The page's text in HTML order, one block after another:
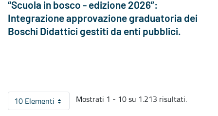
“Scuola in bosco - edizione 2026”:
Integrazione approvazione graduatoria dei
Boschi Didattici gestiti da enti pubblici.
10 ElementiPer pagina
Mostrati 1 - 10 su 1.213 risultati.